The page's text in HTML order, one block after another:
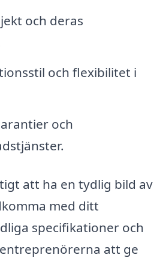
och deras
och flexibilitet i
och
att ha en tydlig bild av
med ditt
specifikationer och
att ge